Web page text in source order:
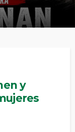
y